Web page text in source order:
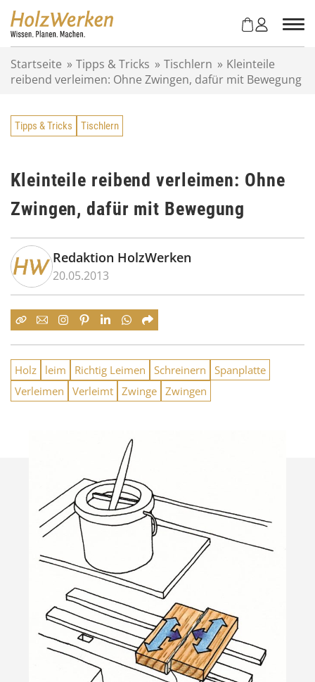
Startseite » Tipps & Tricks » Tischlern » Kleinteile
reibend verleimen: Ohne Zwingen, dafür mit Bewegung
Tipps & Tricks Tischlern
Kleinteile reibend verleimen: Ohne
Zwingen, dafür mit Bewegung
Redaktion HolzWerken
20.05.2013
Holz leim Richtig Leimen Schreinern
Spanplatte
Verleimen
Verleimt Zwinge Zwingen